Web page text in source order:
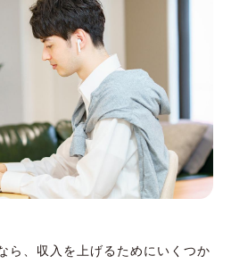
ら、収入を上げるためにいくつか